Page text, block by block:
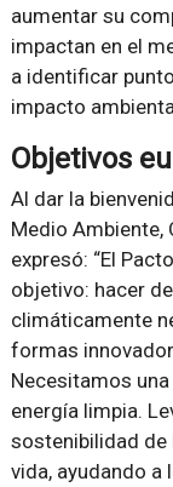
aumentar su
impactan en el
a identificar
impacto
Objetivos
Al dar la
Medio Ambiente,
expresó: “El
objetivo: hacer
climáticamente
formas
Necesitamos
energía limpia.
sostenibilidad
vida, ayudando